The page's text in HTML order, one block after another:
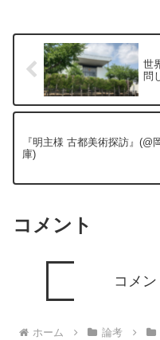
世
問
『明主様 古都美術探訪』(@
庫)
コメント
コメ
ホーム 論考